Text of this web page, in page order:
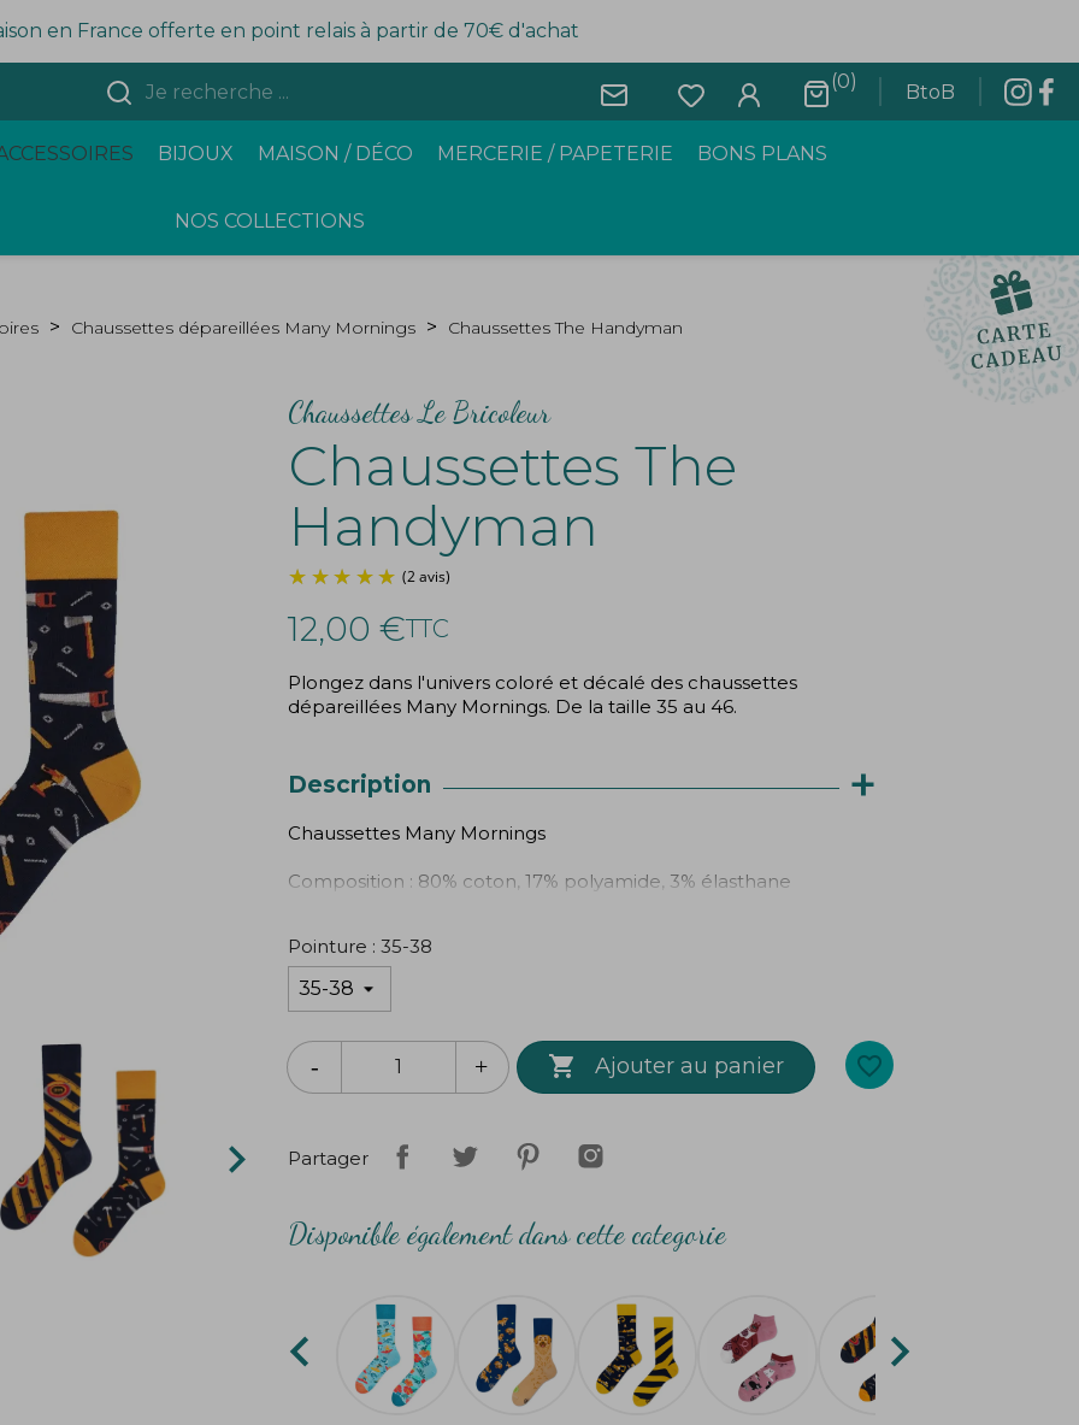
en France offerte en point relais à partir de 70€ d'achat
(0) BtoB
BIJOUX MAISON / DÉCO MERCERIE / PAPETERIE BONS PLANS
NOS COLLECTIONS
Chaussettes dépareillées Many Mornings Chaussettes The Handyman

Chaussettes Le Bricoleur
Chaussettes The
Handyman
(2 avis)
12,00 €TTC
Plongez dans l'univers coloré et décalé des chaussettes
dépareillées Many Mornings. De la taille 35 au 46.
Description +
Chaussettes Many Mornings
Composition : 80% coton, 17% polyamide, 3% élasthane
Pointure : 35-38
 Ajouter au panier favorite_border
Partager
Disponible également dans cette categorie
 